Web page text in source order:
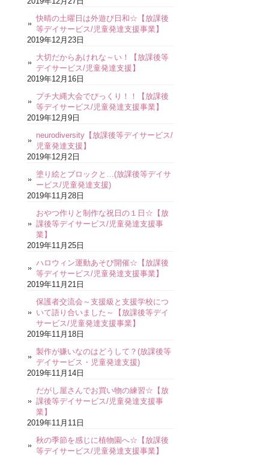
快晴の土曜日は外遊び日和☆【放課後
等デイサービス/児童発達支援事業】
2019年12月23日
大切だからあけれな～い！【放課後等
デイサービス/児童発達支援】
2019年12月16日
プチ大縄大会でびっくり！！【放課後
等デイサービス/児童発達支援事業】
2019年12月9日
neurodiversity【放課後等デイサービス/
児童発達支援】
2019年12月2日
塗り絵とブロックと…(放課後等デイサ
ービス/児童発達支援)
2019年11月28日
おやつ作りと制作な祝日の１日☆【放
課後等デイサービス/児童発達支援事
業】
2019年11月25日
ハロウィン運動あそび開催☆【放課後
等デイサービス/児童発達支援事業】
2019年11月21日
保護者交流会～支援級と支援学校につ
いて語り合いました～【放課後等デイ
サービス/児童発達支援事業】
2019年11月18日
製作が嫌いなのはどうして？(放課後等
デイサービス・児童発達支援)
2019年11月14日
だがし屋さんでお買い物の練習☆【放
課後等デイサービス/児童発達支援事
業】
2019年11月11日
秋の季節を感じに植物園へ☆【放課後
等デイサービス/児童発達支援事業】